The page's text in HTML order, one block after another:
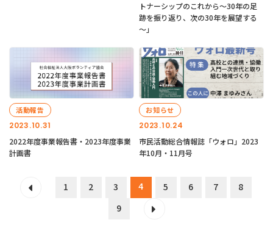
トナーシップのこれから～30年の足
跡を振り返り、次の30年を展望する
～」
2023.10.31
活動報告
2022年度事業報告書・2023年度事業
計画書
2023.10.24
お知らせ
市民活動総合情報誌「ウォロ」2023
年10月・11月号
1 2 3 4 5 6 7
8
9